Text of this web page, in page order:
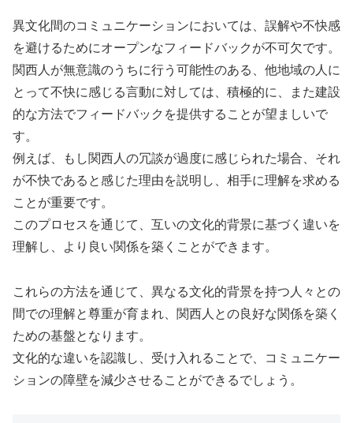
異文化間のコミュニケーションにおいては、誤解や不快感
を避けるためにオープンなフィードバックが不可欠です。
関西人が無意識のうちに行う可能性のある、他地域の人に
とって不快に感じる言動に対しては、積極的に、また建設
的な方法でフィードバックを提供することが望ましいで
す。
例えば、もし関西人の冗談が過度に感じられた場合、それ
が不快であると感じた理由を説明し、相手に理解を求める
ことが重要です。
このプロセスを通じて、互いの文化的背景に基づく違いを
理解し、より良い関係を築くことができます。
これらの方法を通じて、異なる文化的背景を持つ人々との
間での理解と尊重が育まれ、関西人との良好な関係を築く
ための基盤となります。
文化的な違いを認識し、受け入れることで、コミュニケー
ションの障壁を減少させることができるでしょう。